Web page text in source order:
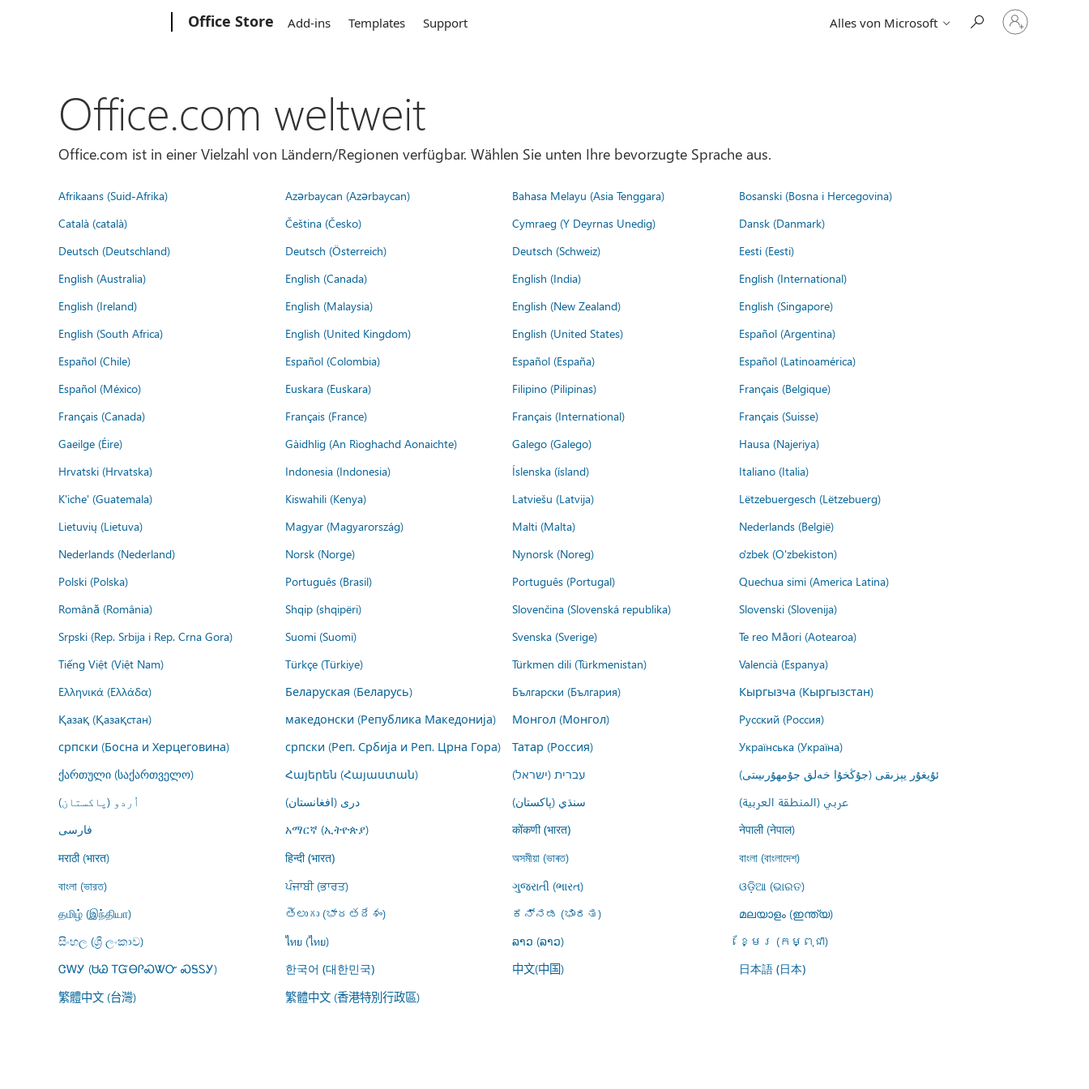
Office Store Add-ins Templates Support Alles von Microsoft
Bei
Ihrem
Konto
Office.com weltweit
Office.com ist in einer Vielzahl von Ländern/Regionen verfügbar. Wählen Sie unten Ihre bevorzugte Sprache aus.
Afrikaans (Suid-Afrika) Azərbaycan (Azərbaycan) Bahasa Melayu (Asia Tenggara)
Bosanski (Bosna i Hercegovina)
Català (català)
Čeština (Česko) Cymraeg (Y Deyrnas Unedig)
Dansk (Danmark)
Deutsch (Deutschland)
Deutsch (Österreich) Deutsch (Schweiz)
Eesti (Eesti)
English (Australia)
English (Canada) English (India)
English (International)
English (Ireland)
English (Malaysia) English (New Zealand)
English (Singapore)
English (South Africa)
English (United Kingdom) English (United States)
Español (Argentina)
Español (Chile)
Español (Colombia) Español (España)
Español (Latinoamérica)
Español (México)
Euskara (Euskara) Filipino (Pilipinas)
Français (Belgique)
Français (Canada)
Français (France) Français (International)
Français (Suisse)
Gaeilge (Éire)
Gàidhlig (An Rìoghachd Aonaichte) Galego (Galego)
Hausa (Najeriya)
Hrvatski (Hrvatska)
Indonesia (Indonesia) Íslenska (ísland)
Italiano (Italia)
K'iche' (Guatemala)
Kiswahili (Kenya) Latviešu (Latvija)
Lëtzebuergesch (Lëtzebuerg)
Lietuvių (Lietuva)
Magyar (Magyarország) Malti (Malta)
Nederlands (België)
Nederlands (Nederland)
Norsk (Norge) Nynorsk (Noreg)
o'zbek (O'zbekiston)
Polski (Polska)
Português (Brasil) Português (Portugal)
Quechua simi (America Latina)
Română (România)
Shqip (shqipëri) Slovenčina (Slovenská republika)
Slovenski (Slovenija)
Srpski (Rep. Srbija i Rep. Crna Gora)
Suomi (Suomi) Svenska (Sverige)
Te reo Māori (Aotearoa)
Tiếng Việt (Việt Nam)
Türkçe (Türkiye) Türkmen dili (Türkmenistan)
Valencià (Espanya)
Ελληνικά (Ελλάδα)
Беларуская (Беларусь) Български (България)
Кыргызча (Кыргызстан)
Қазақ (Қазақстан)
македонски (Република Македонија) Монгол (Монгол)
Русский (Россия)
српски (Босна и Херцеговина)
српски (Реп. Србија и Реп. Црна Гора) Татар (Россия)
Українська (Україна)
ქართული (საქართველო)
Հայերեն (Հայաստան) עברית (ישראל)
ئۇيغۇر يېزىقى (جۇڭخۇا خەلق جۇمھۇرىيىتى)
اُردو (پاکستان)
درى (افغانستان) سنڌي (پاکستان)
عربي (المنطقة العربية)
فارسى
አማርኛ (ኢትዮጵያ) कोंकणी (भारत)
नेपाली (नेपाल)
मराठी (भारत)
हिन्दी (भारत) অসমীয়া (ভাৰত)
বাংলা (বাংলাদেশ)
বাংলা (ভারত)
ਪੰਜਾਬੀ (ਭਾਰਤ) ગુજરાતી (ભારત)
ଓଡ଼ିଆ (ଭାରତ)
தமிழ் (இந்தியா)
తెలుగు (భారతదేశం) ಕನ್ನಡ (ಭಾರತ)
മലയാളം (ഇന്ത്യ)
සිංහල (ශ්‍රී ලංකාව)
ไทย (ไทย) ລາວ (ລາວ)
ខ្មែរ (កម្ពុជា)
ᏣᎳᎩ (ᏌᏊ ᎢᏳᎾᎵᏍᏔᏅ ᏍᎦᏚᎩ)
한국어 (대한민국) 中文(中国) 日本語 (日本)
繁體中文 (台灣) 繁體中文 (香港特別行政區)